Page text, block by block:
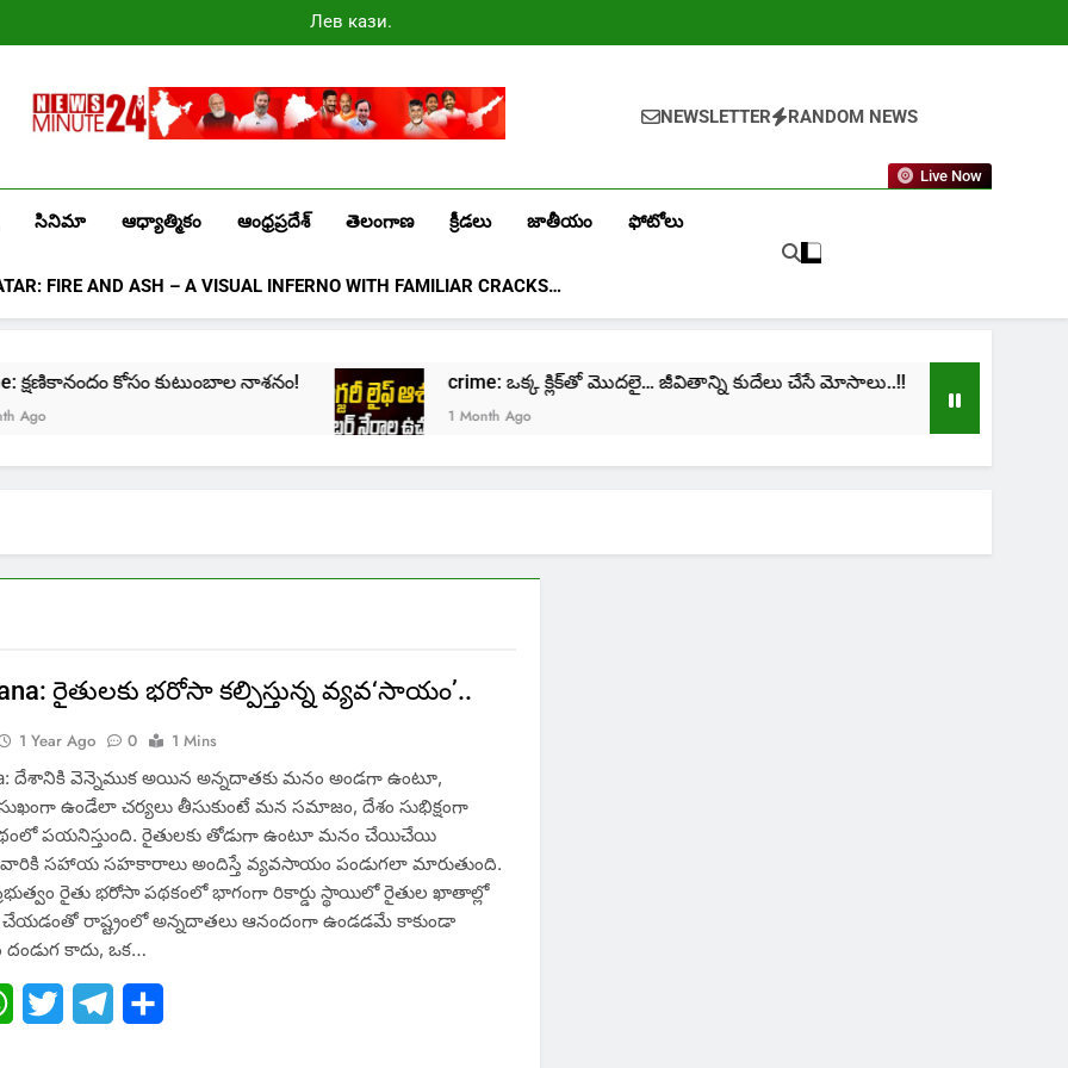
Лев казино
промокоды
Newsminute24
NEWSLETTER RANDOM NEWS
Live Now
సినిమా ఆధ్యాత్మికం ఆంధ్రప్రదేశ్ తెలంగాణ క్రీడలు జాతీయం ఫోటోలు
FIRE AND ASH – A VISUAL INFERNO WITH FAMILIAR CRACKS…
క్షణికానందం కోసం కుటుంబాల నాశనం! crime: ఒక్క క్లిక్‌తో మొదలై… జీవితాన్ని కుదేలు చేసే మోసాలు..!!
1 Month Ago
రైతులకు భరోసా కల్పిస్తున్న వ్యవ‘సాయం’..
1 Year Ago 0
1 Mins
దేశానికి వెన్నెముక అయిన అన్నదాతకు మనం అండగా ఉంటూ,
ఉండేలా చర్యలు తీసుకుంటే మన సమాజం, దేశం సుభిక్షంగా
పయనిస్తుంది. రైతులకు తోడుగా ఉంటూ మనం చేయిచేయి
వారికి సహాయ సహకారాలు అందిస్తే వ్యవసాయం పండుగలా మారుతుంది.
రైతు భరోసా పథకంలో భాగంగా రికార్డు స్థాయిలో రైతుల ఖాతాల్లో
రాష్ట్రంలో అన్నదాతలు ఆనందంగా ఉండడమే కాకుండా
కాదు, ఒక…
WhatsApp
Twitter Telegram